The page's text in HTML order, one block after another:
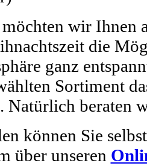
wir Ihnen
die
ganz
Sortiment
Natürlich beraten
können Sie
über unseren